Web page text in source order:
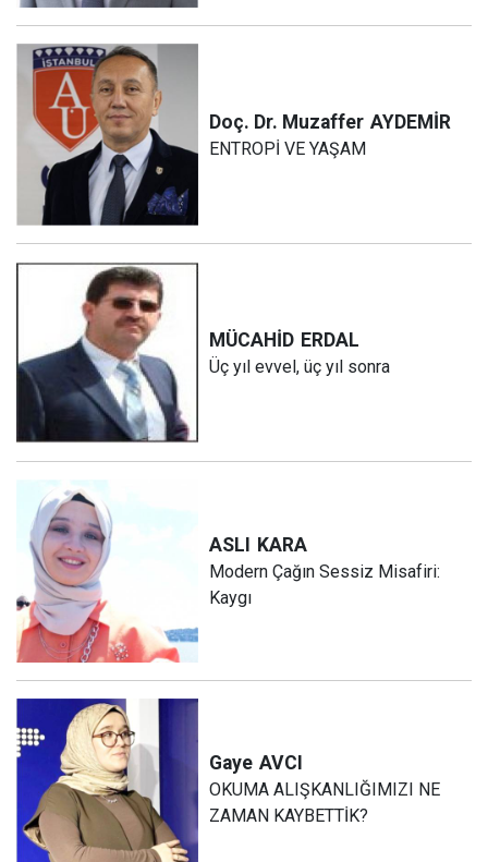
Doç. Dr. Muzaffer AYDEMİR
ENTROPİ VE YAŞAM
MÜCAHİD ERDAL
Üç yıl evvel, üç yıl sonra
ASLI KARA
Modern Çağın Sessiz Misafiri:
Kaygı
Gaye AVCI
OKUMA ALIŞKANLIĞIMIZI NE
ZAMAN KAYBETTİK?